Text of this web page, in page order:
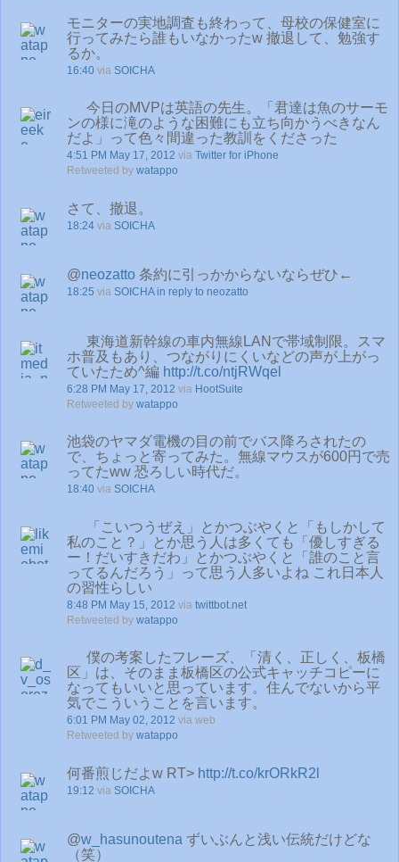
モニターの実地調査も終わって、母校の保健室に
行ってみたら誰もいなかったw 撤退して、勉強す
るか。
16:40 via SOICHA
今日のMVPは英語の先生。「君達は魚のサーモ
ンの様に滝のような困難にも立ち向かうべきなん
だよ」って色々間違った教訓をくださった
4:51 PM May 17, 2012 via Twitter for iPhone
Retweeted by watappo
さて、撤退。
18:24 via SOICHA
@neozatto 条約に引っかからないならぜひ←
18:25 via SOICHA in reply to neozatto
東海道新幹線の車内無線LANで帯域制限。スマ
ホ普及もあり、つながりにくいなどの声が上がっ
ていたため^編 http://t.co/ntjRWqel
6:28 PM May 17, 2012 via HootSuite
Retweeted by watappo
池袋のヤマダ電機の目の前でバス降ろされたの
で、ちょっと寄ってみた。無線マウスが600円で売
ってたww 恐ろしい時代だ。
18:40 via SOICHA
「こいつうぜえ」とかつぶやくと「もしかして
私のこと？」とか思う人は多くても「優しすぎる
ー！だいすきだわ」とかつぶやくと「誰のこと言
ってるんだろう」って思う人多いよね これ日本人
の習性らしい
8:48 PM May 15, 2012 via twittbot.net
Retweeted by watappo
僕の考案したフレーズ、「清く、正しく、板橋
区」は、そのまま板橋区の公式キャッチコピーに
なってもいいと思っています。住んでないから平
気でこういうことを言います。
6:01 PM May 02, 2012 via web
Retweeted by watappo
何番煎じだよw RT> http://t.co/krORkR2l
19:12 via SOICHA
@w_hasunoutena ずいぶんと浅い伝統だけどな
（笑）